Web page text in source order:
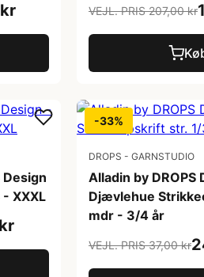
VEJL. PRIS 207,00 kr
Design
XXXL
-33%
DROPS - GARNSTUDIO
Alladin by DROPS
Djævlehue
mdr - 3/4 år
VEJL. PRIS 37,00 kr